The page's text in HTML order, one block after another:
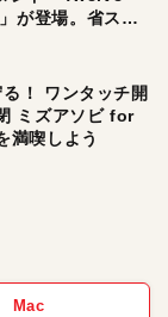
が登場。省スペ
い人にオスス
！ ワンタッチ開
ミズアソビ for
満喫しよう
Mac